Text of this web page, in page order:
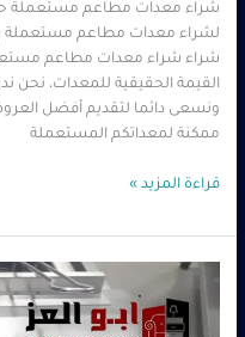
شراء معدات مطاعم مستعملة حي
شراء شراء معدات مطاعم
القيمة الحقيقية للمعدات، نحن
ونسعى دائما لتقديم أفضل
ممكنة لمعداتكم المستعملة
قراءة المزيد »
شراء
معدات
مطاعم